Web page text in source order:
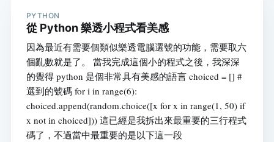
PYTHON
從 Python 樂透小程式看美感
因為最近有需要個類似樂透電腦選號的功能，需要取六
個亂數就是了。 當我完成這個小的程式之後，我深深
的覺得 python 是個非常具有美感的語言 choiced = [] #
選到的號碼 for i in range(6):
choiced.append(random.choice([x for x in range(1, 50) if
x not in choiced])) 這已經是我拆出來最重要的三行程式
碼了，不過當中最重要的是以下這一段